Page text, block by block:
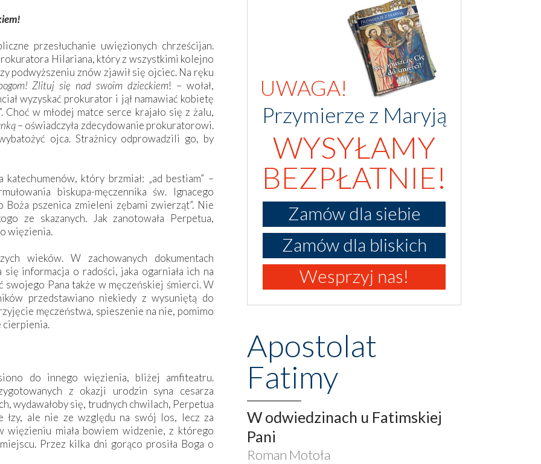
przesłuchanie uwięzionych chrześcijan.
Hilariana, który z wszystkimi kolejno
podwyższeniu znów zjawił się ojciec. Na ręku
Zlituj się nad swoim dzieckiem! – wołał,
wyzyskać prokurator i jął namawiać kobietę
Choć w młodej matce serce krajało się z żalu,
– oświadczyła zdecydowanie prokuratorowi.
ojca. Strażnicy odprowadzili go, by
katechumenów, który brzmiał: „ad bestiam” –
biskupa-męczennika św. Ignacego
Boża pszenica zmieleni zębami zwierząt”. Nie
ze skazanych. Jak zanotowała Perpetua,
więzienia.
wieków. W zachowanych dokumentach
informacja o radości, jaka ogarniała ich na
Pana także w męczeńskiej śmierci. W
przedstawiano niekiedy z wysuniętą do
męczeństwa, spieszenie na nie, pomimo
cierpienia.
do innego więzienia, bliżej amfiteatru.
z okazji urodzin syna cesarza
wydawałoby się, trudnych chwilach, Perpetua
łzy, ale nie ze względu na swój los, lecz za
więzieniu miała bowiem widzenie, z którego
Przez kilka dni gorąco prosiła Boga o
UWAGA!
Przymierze z Maryją
WYSYŁAMY
BEZPŁATNIE!
Zamów dla siebie
Zamów dla bliskich
Wesprzyj nas!
Apostolat
Fatimy
W odwiedzinach u Fatimskiej
Pani
Roman Motoła